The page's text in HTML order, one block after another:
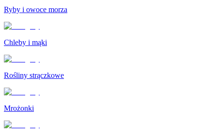
Ryby i owoce morza
Chleby i mąki
Rośliny strączkowe
Mrożonki